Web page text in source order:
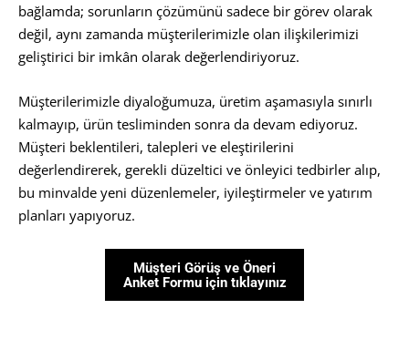
bağlamda; sorunların çözümünü sadece bir görev olarak
değil, aynı zamanda müşterilerimizle olan ilişkilerimizi
geliştirici bir imkân olarak değerlendiriyoruz.
Müşterilerimizle diyaloğumuza, üretim aşamasıyla sınırlı
kalmayıp, ürün tesliminden sonra da devam ediyoruz.
Müşteri beklentileri, talepleri ve eleştirilerini
değerlendirerek, gerekli düzeltici ve önleyici tedbirler alıp,
bu minvalde yeni düzenlemeler, iyileştirmeler ve yatırım
planları yapıyoruz.
Müşteri Görüş ve Öneri
Anket Formu için tıklayınız